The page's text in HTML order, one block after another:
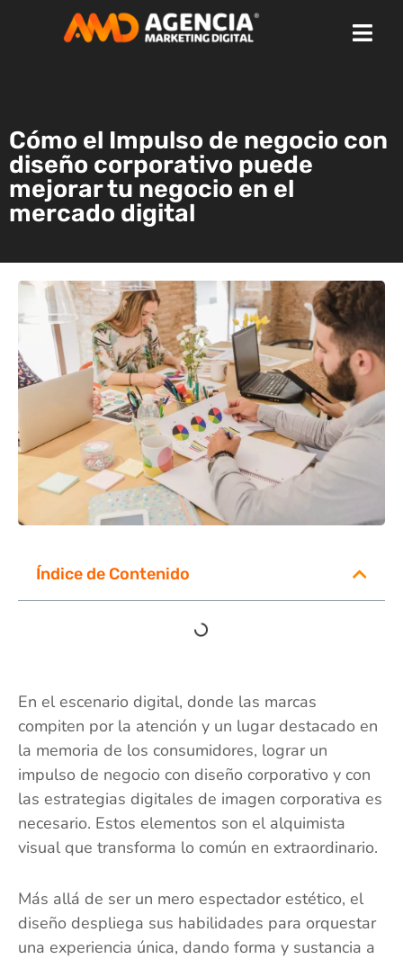
Cómo el Impulso de negocio con
diseño corporativo puede
mejorar tu negocio en el
mercado digital
Índice de Contenido
En el escenario digital, donde las marcas
compiten por la atención y un lugar destacado en
la memoria de los consumidores, lograr un
impulso de negocio con diseño corporativo y con
las estrategias digitales de imagen corporativa es
necesario. Estos elementos son el alquimista
visual que transforma lo común en extraordinario.
Más allá de ser un mero espectador estético, el
diseño despliega sus habilidades para orquestar
una experiencia única, dando forma y sustancia a